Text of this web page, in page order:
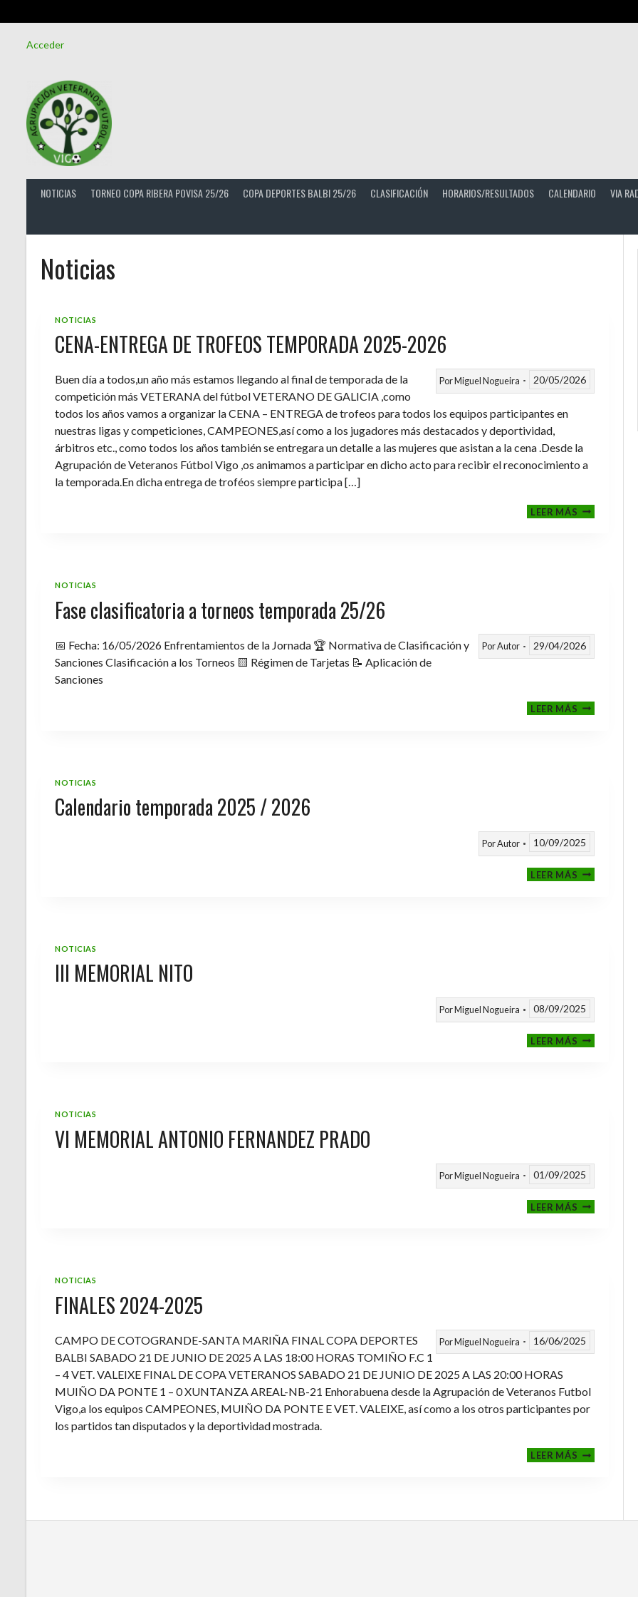
Acceder
NOTICIAS TORNEO COPA RIBERA POVISA 25/26 COPA DEPORTES BALBI 25/26 CLASIFICACIÓN HORARIOS/RESULTADOS CALENDARIO VIA
Noticias
NOTICIAS
CENA-ENTREGA DE TROFEOS TEMPORADA 2025-2026
PorMiguel Nogueira 20/05/2026
Buen día a todos,un año más estamos llegando al final de temporada de la
competición más VETERANA del fútbol VETERANO DE GALICIA ,como
todos los años vamos a organizar la CENA – ENTREGA de trofeos para todos los equipos participantes en
nuestras ligas y competiciones, CAMPEONES,así como a los jugadores más destacados y deportividad,
árbitros etc., como todos los años también se entregara un detalle a las mujeres que asistan a la cena .Desde la
Agrupación de Veteranos Fútbol Vigo ,os animamos a participar en dicho acto para recibir el reconocimiento a
la temporada.En dicha entrega de troféos siempre participa […]
LEER MÁSCENA-
ENTREGA
NOTICIAS
Fase clasificatoria a torneos temporada 25/26
PorAutor 29/04/2026
📅 Fecha: 16/05/2026 Enfrentamientos de la Jornada 🏆 Normativa de Clasificación y
Sanciones Clasificación a los Torneos 🟨 Régimen de Tarjetas 📝 Aplicación de
Sanciones
LEER MÁSFASE
NOTICIAS
Calendario temporada 2025 / 2026
PorAutor 10/09/2025
LEER MÁSCALENDARIO
TEMPORADA
NOTICIAS
III MEMORIAL NITO
PorMiguel Nogueira 08/09/2025
LEER MÁSIII
MEMORIAL
NOTICIAS
VI MEMORIAL ANTONIO FERNANDEZ PRADO
PorMiguel Nogueira 01/09/2025
LEER MÁSVI
MEMORIAL
NOTICIAS
FINALES 2024-2025
PorMiguel Nogueira 16/06/2025
CAMPO DE COTOGRANDE-SANTA MARIÑA FINAL COPA DEPORTES
BALBI SABADO 21 DE JUNIO DE 2025 A LAS 18:00 HORAS TOMIÑO F.C 1
– 4 VET. VALEIXE FINAL DE COPA VETERANOS SABADO 21 DE JUNIO DE 2025 A LAS 20:00 HORAS
MUIÑO DA PONTE 1 – 0 XUNTANZA AREAL-NB-21 Enhorabuena desde la Agrupación de Veteranos Futbol
Vigo,a los equipos CAMPEONES, MUIÑO DA PONTE E VET. VALEIXE, así como a los otros participantes por
los partidos tan disputados y la deportividad mostrada.
LEER MÁSFINALES
2024-